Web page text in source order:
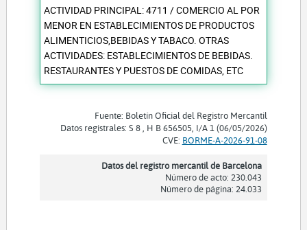
ACTIVIDAD PRINCIPAL: 4711 / COMERCIO AL POR
MENOR EN ESTABLECIMIENTOS DE PRODUCTOS
ALIMENTICIOS,BEBIDAS Y TABACO. OTRAS
ACTIVIDADES: ESTABLECIMIENTOS DE BEBIDAS.
RESTAURANTES Y PUESTOS DE COMIDAS, ETC
Fuente: Boletín Oficial del Registro Mercantil
Datos registrales: S 8 , H B 656505, I/A 1 (06/05/2026)
CVE: BORME-A-2026-91-08
Datos del registro mercantil de Barcelona
Número de acto: 230.043
Número de página: 24.033